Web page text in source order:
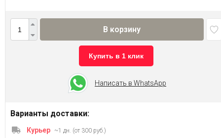
В корзину
Купить в 1 клик
Написать в WhatsApp
Варианты доставки:
Курьер ~1 дн. (от 300 руб.)